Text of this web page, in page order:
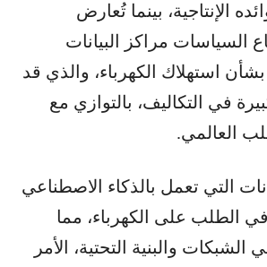
الإنتاجية، بينما تُعارض
السياسات مراكز البيانات
استهلاك الكهرباء، والذي قد
في التكاليف، بالتوازي مع
العالمي.
التي تعمل بالذكاء الاصطناعي
في الطلب على الكهرباء، مما
والبنية التحتية، الأمر